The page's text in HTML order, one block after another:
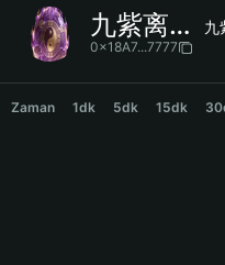
简体中文
繁體中文
Bahasa Indonesia
九紫离火运 九
0x18A7...7777
Zaman 1dk 5dk 15dk